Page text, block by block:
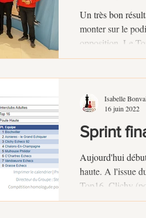
Un très bon
monter sur le
opposition. Le
Sprint
Aujourd'hui
haute. A l'issue
Top16, Clichy
Isabelle
16 juin 2022